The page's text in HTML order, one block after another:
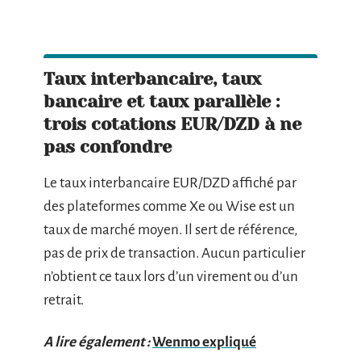
Taux interbancaire, taux
bancaire et taux parallèle :
trois cotations EUR/DZD à ne
pas confondre
Le taux interbancaire EUR/DZD affiché par
des plateformes comme Xe ou Wise est un
taux de marché moyen. Il sert de référence,
pas de prix de transaction. Aucun particulier
n’obtient ce taux lors d’un virement ou d’un
retrait.
A lire également :Wenmo expliqué